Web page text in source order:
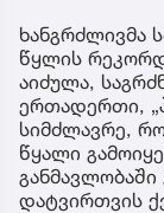
ხანგრძლივმა
წყლის
აიძულა,
ერთადერთი,
სიმძლავრე,
წყალი
დატვირთვის